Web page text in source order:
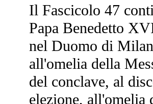
Il Fascicolo 47
Papa Benedetto
nel Duomo di
all'omelia della
del conclave, al
elezione, all'omelia